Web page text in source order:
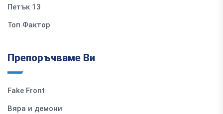
Петък 13
Топ Фактор
Препоръчваме Ви
Fake Front
Вяра и демони